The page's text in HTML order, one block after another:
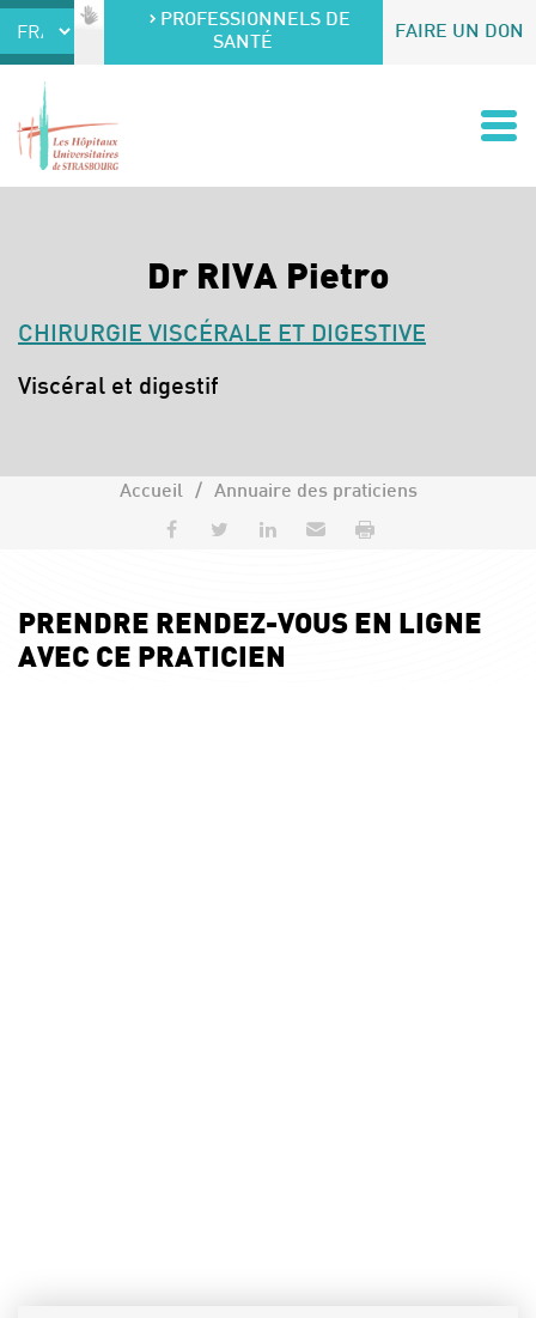
Accéder au contenu
Accéder au menuPROFESSIONNELS DE
SANTÉ
FAIRE UN DON
Dr RIVA Pietro
CHIRURGIE VISCÉRALE ET DIGESTIVE
Spécialités :
Viscéral et digestif
Accueil Annuaire des praticiens
Partager sur Facebook
Partager sur Twitter
Partager sur LinkedIn
Envoyer par e-mail
PRENDRE RENDEZ-VOUS EN LIGNE
AVEC CE PRATICIEN